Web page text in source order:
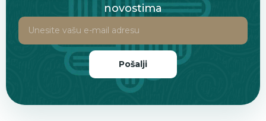
novostima
Pošalji